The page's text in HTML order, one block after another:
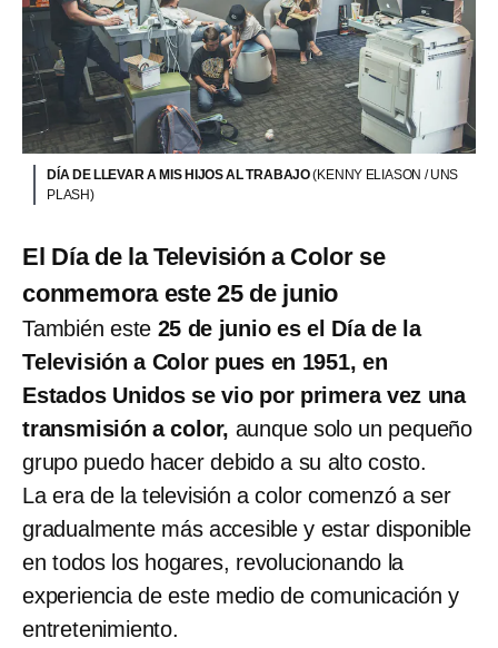
DÍA DE LLEVAR A MIS HIJOS AL TRABAJO(KENNY ELIASON / UNS
PLASH)
El Día de la Televisión a Color se
conmemora este 25 de junio
También este 25 de junio es el Día de la
Televisión a Color pues en 1951, en
Estados Unidos se vio por primera vez una
transmisión a color, aunque solo un pequeño
grupo puedo hacer debido a su alto costo.
La era de la televisión a color comenzó a ser
gradualmente más accesible y estar disponible
en todos los hogares, revolucionando la
experiencia de este medio de comunicación y
entretenimiento.